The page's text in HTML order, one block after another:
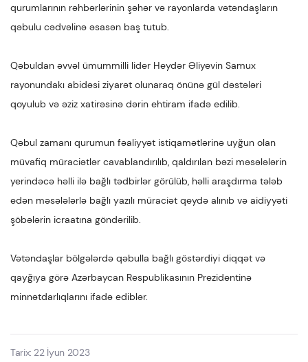
qurumlarının rəhbərlərinin şəhər və rayonlarda vətəndaşların
qəbulu cədvəlinə əsasən baş tutub.
Qəbuldan əvvəl ümummilli lider Heydər Əliyevin Samux
rayonundakı abidəsi ziyarət olunaraq önünə gül dəstələri
qoyulub və əziz xatirəsinə dərin ehtiram ifadə edilib.
Qəbul zamanı qurumun fəaliyyət istiqamətlərinə uyğun olan
müvafiq müraciətlər cavablandırılıb, qaldırılan bəzi məsələlərin
yerindəcə həlli ilə bağlı tədbirlər görülüb, həlli araşdırma tələb
edən məsələlərlə bağlı yazılı müraciət qeydə alınıb və aidiyyəti
şöbələrin icraatına göndərilib.
Vətəndaşlar bölgələrdə qəbulla bağlı göstərdiyi diqqət və
qayğıya görə Azərbaycan Respublikasının Prezidentinə
minnətdarlıqlarını ifadə ediblər.
Tarix: 22 İyun 2023